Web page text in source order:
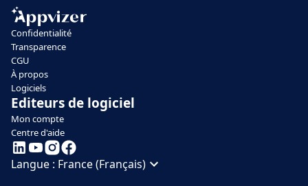
Confidentialité
Transparence
CGU
À propos
Logiciels
Editeurs de logiciel
Mon compte
Centre d'aide
Langue : France (Français)